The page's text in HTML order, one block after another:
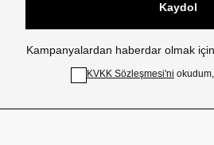
Kaydol
Kampanyalardan haberdar olmak
KVKK Sözleşmesi'ni